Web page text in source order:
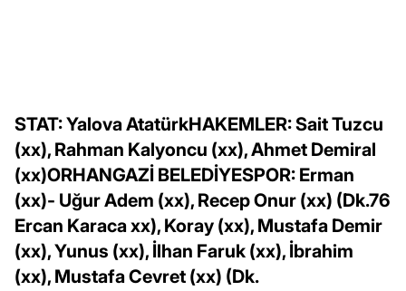
STAT: Yalova AtatürkHAKEMLER: Sait Tuzcu
(xx), Rahman Kalyoncu (xx), Ahmet Demiral
(xx)ORHANGAZİ BELEDİYESPOR: Erman
(xx)- Uğur Adem (xx), Recep Onur (xx) (Dk.76
Ercan Karaca xx), Koray (xx), Mustafa Demir
(xx), Yunus (xx), İlhan Faruk (xx), İbrahim
(xx), Mustafa Cevret (xx) (Dk.